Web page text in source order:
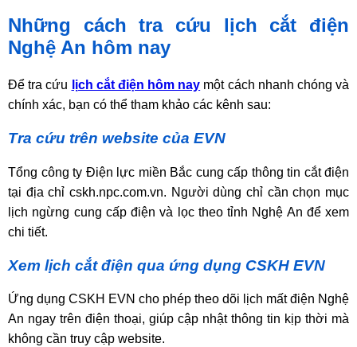
Những cách tra cứu lịch cắt điện
Nghệ An hôm nay
Để tra cứu lịch cắt điện hôm nay một cách nhanh chóng và
chính xác, bạn có thể tham khảo các kênh sau:
Tra cứu trên website của EVN
Tổng công ty Điện lực miền Bắc cung cấp thông tin cắt điện
tại địa chỉ cskh.npc.com.vn. Người dùng chỉ cần chọn mục
lịch ngừng cung cấp điện và lọc theo tỉnh Nghệ An để xem
chi tiết.
Xem lịch cắt điện qua ứng dụng CSKH EVN
Ứng dụng CSKH EVN cho phép theo dõi lịch mất điện Nghệ
An ngay trên điện thoại, giúp cập nhật thông tin kịp thời mà
không cần truy cập website.